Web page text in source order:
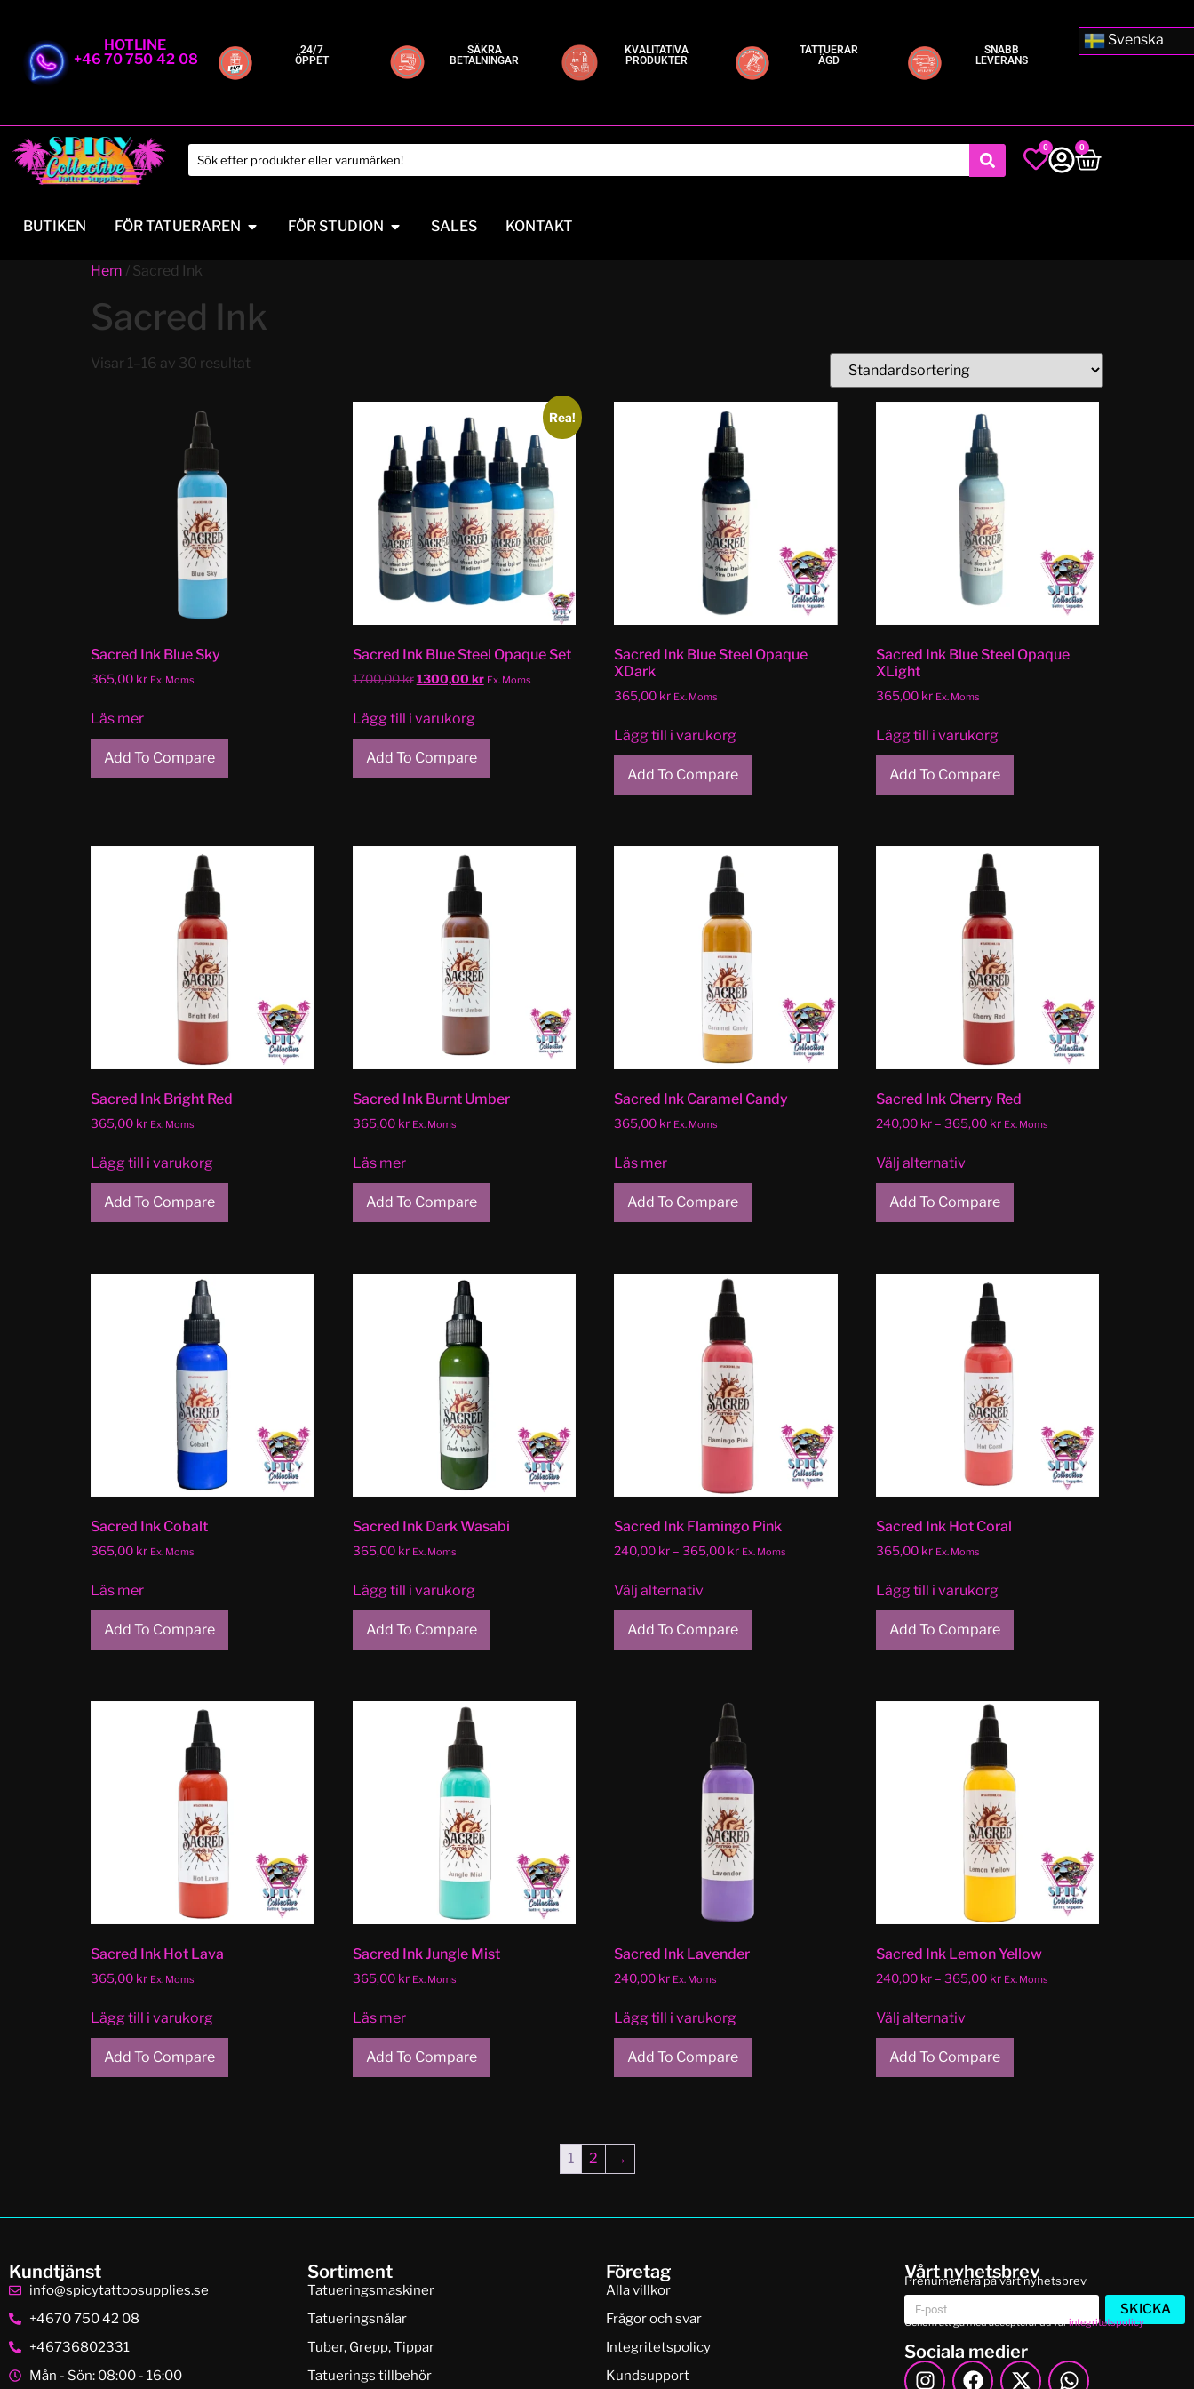
HOTLINE
+46 70 750 42 08
24/7
ÖPPET
SÄKRA
BETALNINGAR
KVALITATIVA
PRODUKTER
TATTUERAR
ÄGD
SNABB
LEVERANS
Svenska
0 0
BUTIKEN FÖR TATUERAREN FÖR STUDION SALES KONTAKT
Hem / Sacred Ink
Sacred Ink
Visar 1–16 av 30 resultat
Sacred Ink Blue Sky
365,00 kr Ex. Moms
Läs mer
Add To Compare
Rea!
Sacred Ink Blue Steel Opaque Set
1700,00kr 1300,00 kr Ex. Moms
Lägg till i varukorg
Add To Compare
Sacred Ink Blue Steel Opaque
XDark
365,00 kr Ex. Moms
Lägg till i varukorg
Add To Compare
Sacred Ink Blue Steel Opaque
XLight
365,00 kr Ex. Moms
Lägg till i varukorg
Add To Compare
Sacred Ink Bright Red
365,00 kr Ex. Moms
Lägg till i varukorg
Add To Compare
Sacred Ink Burnt Umber
365,00 kr Ex. Moms
Läs mer
Add To Compare
Sacred Ink Caramel Candy
365,00 kr Ex. Moms
Läs mer
Add To Compare
Sacred Ink Cherry Red
240,00 kr– 365,00 kr Ex. Moms
Välj alternativ
Add To Compare
Sacred Ink Cobalt
365,00 kr Ex. Moms
Läs mer
Add To Compare
Sacred Ink Dark Wasabi
365,00 kr Ex. Moms
Lägg till i varukorg
Add To Compare
Sacred Ink Flamingo Pink
240,00 kr – 365,00 kr Ex. Moms
Välj alternativ
Add To Compare
Sacred Ink Hot Coral
365,00 kr Ex. Moms
Lägg till i varukorg
Add To Compare
Sacred Ink Hot Lava
365,00 kr Ex. Moms
Lägg till i varukorg
Add To Compare
Sacred Ink Jungle Mist
365,00 kr Ex. Moms
Läs mer
Add To Compare
Sacred Ink Lavender
240,00 kr Ex. Moms
Lägg till i varukorg
Add To Compare
Sacred Ink Lemon Yellow
240,00 kr– 365,00 kr Ex. Moms
Välj alternativ
Add To Compare
1 2 →
Kundtjänst
info@spicytattoosupplies.se
+4670 750 42 08
+46736802331
Mån - Sön: 08:00 - 16:00
Sortiment
Tatueringsmaskiner
Tatueringsnålar
Tuber, Grepp, Tippar
Tatuerings tillbehör
Företag
Alla villkor
Frågor och svar
Integritetspolicy
Kundsupport
Vårt nyhetsbrev
Prenumenera på vårt nyhetsbrev
SKICKA
Genom att gå med accepterar du vårintegritetspolicy
Sociala medier